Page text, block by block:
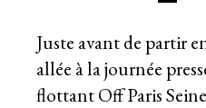
Juste avant de partir
allée à la journée
flottant Off Paris Seine